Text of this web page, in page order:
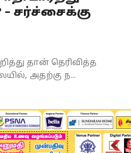
– சர்ச்சைக்கு
தான் தெரிவித்த
அதற்கு ந...